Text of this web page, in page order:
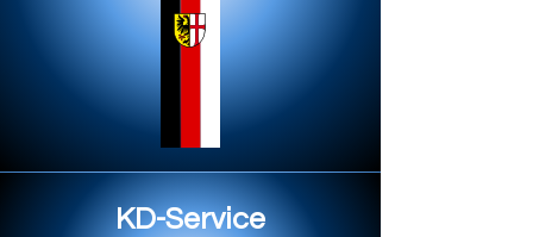
KD-Service